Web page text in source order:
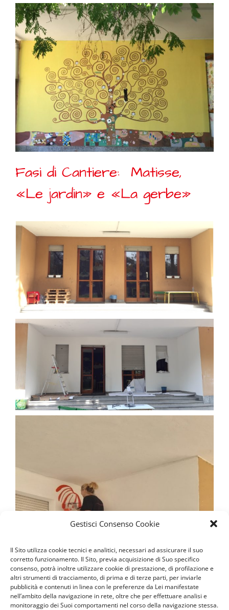
Gestisci Consenso Cookie
Il Sito utilizza cookie tecnici e analitici, necessari ad assicurare il suo
corretto funzionamento. Il Sito, previa acquisizione di Suo specifico
consenso, potrà inoltre utilizzare cookie di prestazione, di profilazione e
altri strumenti di tracciamento, di prima e di terze parti, per inviarle
pubblicità e contenuti in linea con le preferenze da Lei manifestate
nell’ambito della navigazione in rete, oltre che per effettuare analisi e
monitoraggio dei Suoi comportamenti nel corso della navigazione stessa.
Fasi di Cantiere: Matisse,
«Le jardin» e «La gerbe»